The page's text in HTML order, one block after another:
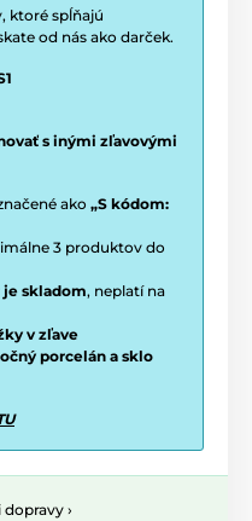
ktoré spĺňajú
od nás ako darček.
s inými zľavovými
ako „S kódom:
3 produktov do
je skladom, neplatí na
v zľave
porcelán a sklo
›